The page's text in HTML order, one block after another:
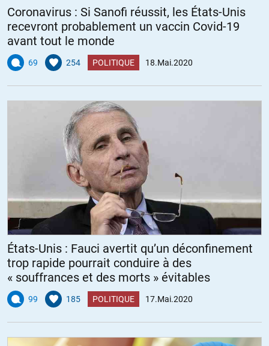
Coronavirus : Si Sanofi réussit, les États-Unis
recevront probablement un vaccin Covid-19
avant tout le monde
69 254 POLITIQUE 18.Mai.2020
États-Unis : Fauci avertit qu’un déconfinement
trop rapide pourrait conduire à des
« souffrances et des morts » évitables
99 185 POLITIQUE 17.Mai.2020